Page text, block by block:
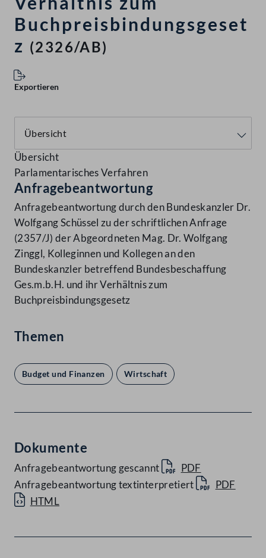
Buchpreisbindungsgeset
z (2326/AB)
Exportieren
Übersicht
Parlamentarisches Verfahren
Anfragebeantwortung
Anfragebeantwortung durch den Bundeskanzler Dr.
Wolfgang Schüssel zu der schriftlichen Anfrage
(2357/J) der Abgeordneten Mag. Dr. Wolfgang
Zinggl, Kolleginnen und Kollegen an den
Bundeskanzler betreffend Bundesbeschaffung
Ges.m.b.H. und ihr Verhältnis zum
Buchpreisbindungsgesetz
Themen
Budget und Finanzen Wirtschaft
Dokumente
Anfragebeantwortung gescannt
PDF
Anfragebeantwortung textinterpretiert
PDF
HTML